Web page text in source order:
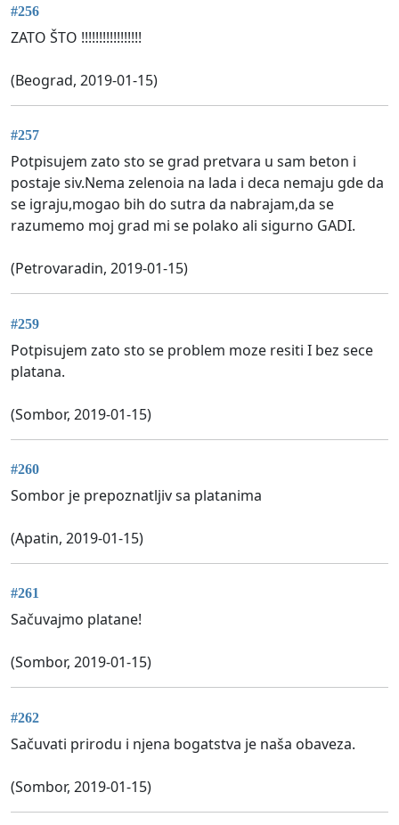
#256
ZATO ŠTO !!!!!!!!!!!!!!!!!
(Beograd, 2019-01-15)
#257
Potpisujem zato sto se grad pretvara u sam beton i
postaje siv.Nema zelenoia na lada i deca nemaju gde da
se igraju,mogao bih do sutra da nabrajam,da se
razumemo moj grad mi se polako ali sigurno GADI.
(Petrovaradin, 2019-01-15)
#259
Potpisujem zato sto se problem moze resiti I bez sece
platana.
(Sombor, 2019-01-15)
#260
Sombor je prepoznatljiv sa platanima
(Apatin, 2019-01-15)
#261
Sačuvajmo platane!
(Sombor, 2019-01-15)
#262
Sačuvati prirodu i njena bogatstva je naša obaveza.
(Sombor, 2019-01-15)